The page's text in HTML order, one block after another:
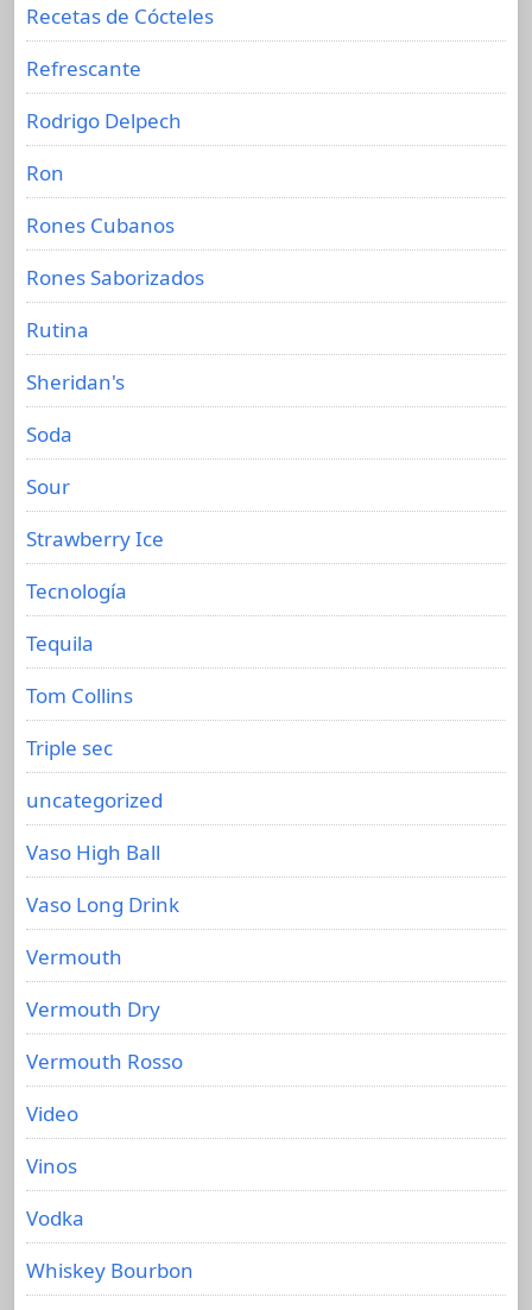
Recetas de Cócteles
Refrescante
Rodrigo Delpech
Ron
Rones Cubanos
Rones Saborizados
Rutina
Sheridan's
Soda
Sour
Strawberry Ice
Tecnología
Tequila
Tom Collins
Triple sec
uncategorized
Vaso High Ball
Vaso Long Drink
Vermouth
Vermouth Dry
Vermouth Rosso
Video
Vinos
Vodka
Whiskey Bourbon